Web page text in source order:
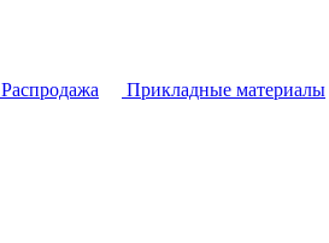
Распродажа Прикладные материалы